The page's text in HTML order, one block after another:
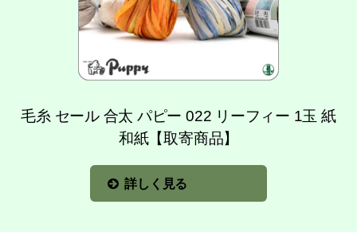
毛糸 セール 合太 パピー 022 リーフィー 1玉 紙
和紙【取寄商品】
詳しく見る